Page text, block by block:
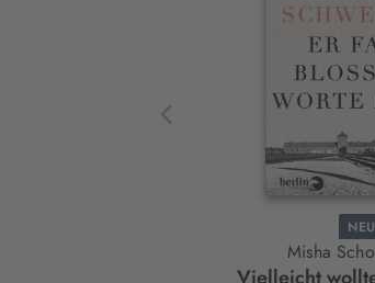
Element
NEU
Misha